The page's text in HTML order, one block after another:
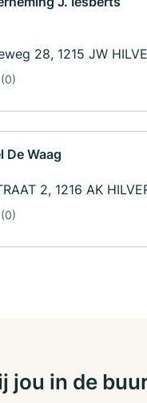
28, 1215 JW
(0)
De Waag
2, 1216 AK
(0)
jou in de